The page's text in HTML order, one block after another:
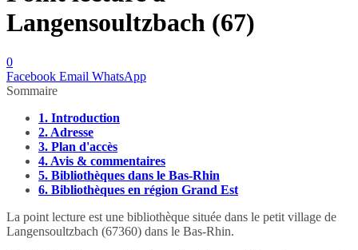
Langensoultzbach (67)
0
Facebook Email WhatsApp
Sommaire
1. Introduction
2. Adresse
3. Plan d'accès
4. Avis & commentaires
5. Bibliothèques dans le Bas-Rhin
6. Bibliothèques en région Grand Est
La point lecture est une bibliothèque située dans le petit village de
Langensoultzbach (67360) dans le Bas-Rhin.